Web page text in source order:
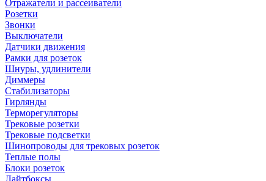
Отражатели и рассеиватели
Розетки
Звонки
Выключатели
Датчики движения
Рамки для розеток
Шнуры, удлинители
Диммеры
Стабилизаторы
Гирлянды
Терморегуляторы
Трековые розетки
Трековые подсветки
Шинопроводы для трековых розеток
Теплые полы
Блоки розеток
Лайтбоксы